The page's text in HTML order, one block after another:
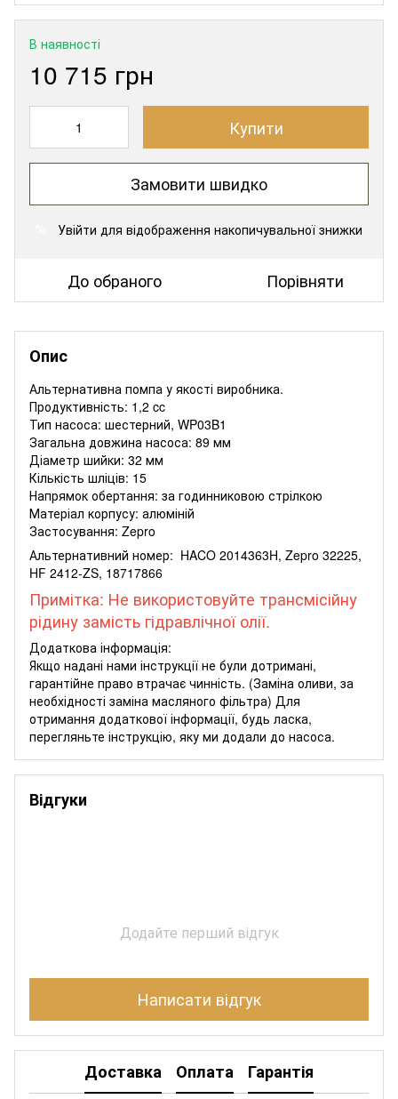
В наявності
10 715 грн
Купити
Замовити швидко
Увійти для відображення накопичувальної знижки
До обраного Порівняти
Опис
Альтернативна помпа у якості виробника.
Продуктивність: 1,2 cc
Тип насоса: шестерний, WP03B1
Загальна довжина насоса: 89 мм
Діаметр шийки: 32 мм
Кількість шліців: 15
Напрямок обертання: за годинниковою стрілкою
Матеріал корпусу: алюміній
Застосування: Zepro
Альтернативний номер: HACO 2014363H, Zepro 32225,
HF 2412-ZS, 18717866
Примітка: Не використовуйте трансмісійну
рідину замість гідравлічної олії.
Додаткова інформація:
Якщо надані нами інструкції не були дотримані,
гарантійне право втрачає чинність. (Заміна оливи, за
необхідності заміна масляного фільтра) Для
отримання додаткової інформації, будь ласка,
перегляньте інструкцію, яку ми додали до насоса.
Відгуки
Додайте перший відгук
Написати відгук
Доставка Оплата Гарантія